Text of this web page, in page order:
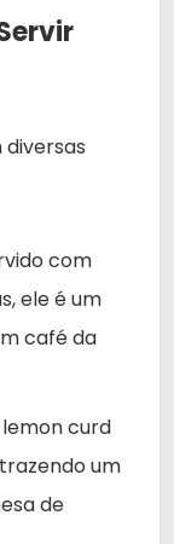
com
ele é um
café da
lemon curd
um
de